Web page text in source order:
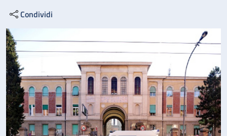
Condividi